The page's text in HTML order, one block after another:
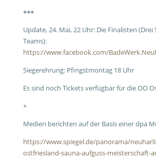
+++
Update, 24. Mai, 22 Uhr: Die Finalisten (Drei
Teams):
https://www.facebook.com/
Siegerehrung: Pfingstmontag 18 Uhr
Es sind noch Tickets verfügbar für die OO
+
Medien berichten auf der Basis einer dpa
https://www.spiegel.de/panorama/
ostfriesland-sauna-aufguss-meisterschaft-